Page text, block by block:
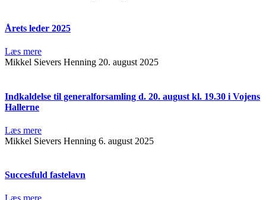
Årets leder 2025
Læs mere
Mikkel Sievers Henning 20. august 2025
Indkaldelse til generalforsamling d. 20. august kl. 19.30 i Vojens
Hallerne
Læs mere
Mikkel Sievers Henning 6. august 2025
Succesfuld fastelavn